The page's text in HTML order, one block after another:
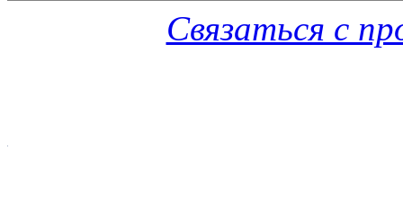
Связаться с